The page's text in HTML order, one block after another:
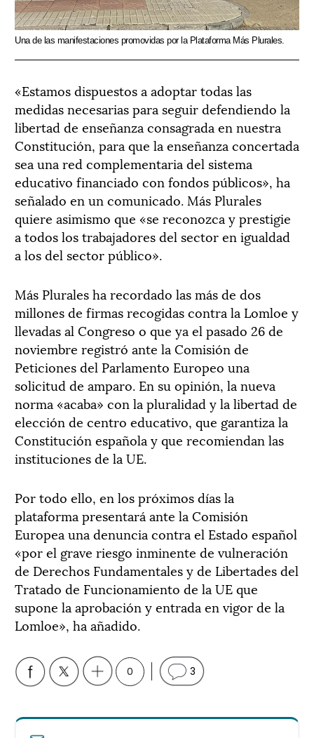
Una de las manifestaciones promovidas por la Plataforma Más Plurales.
«Estamos dispuestos a adoptar todas las
medidas necesarias para seguir defendiendo la
libertad de enseñanza consagrada en nuestra
Constitución, para que la enseñanza concertada
sea una red complementaria del sistema
educativo financiado con fondos públicos», ha
señalado en un comunicado. Más Plurales
quiere asimismo que «se reconozca y prestigie
a todos los trabajadores del sector en igualdad
a los del sector público».
Más Plurales ha recordado las más de dos
millones de firmas recogidas contra la Lomloe y
llevadas al Congreso o que ya el pasado 26 de
noviembre registró ante la Comisión de
Peticiones del Parlamento Europeo una
solicitud de amparo. En su opinión, la nueva
norma «acaba» con la pluralidad y la libertad de
elección de centro educativo, que garantiza la
Constitución española y que recomiendan las
instituciones de la UE.
Por todo ello, en los próximos días la
plataforma presentará ante la Comisión
Europea una denuncia contra el Estado español
«por el grave riesgo inminente de vulneración
de Derechos Fundamentales y de Libertades del
Tratado de Funcionamiento de la UE que
supone la aprobación y entrada en vigor de la
Lomloe», ha añadido.
0 3